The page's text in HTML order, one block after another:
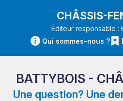
CHÂSSIS-
Éditeur responsable :
Qui sommes-nous ?
BATTYBOIS -
Une question? Une